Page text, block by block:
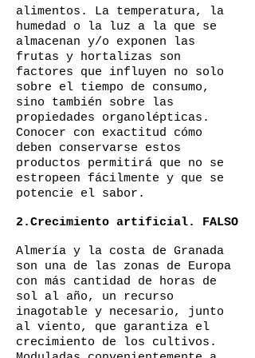
alimentos. La temperatura, la
humedad o la luz a la que se
almacenan y/o exponen las
frutas y hortalizas son
factores que influyen no solo
sobre el tiempo de consumo,
sino también sobre las
propiedades organolépticas.
Conocer con exactitud cómo
deben conservarse estos
productos permitirá que no se
estropeen fácilmente y que se
potencie el sabor.
2.Crecimiento artificial. FALSO
Almería y la costa de Granada
son una de las zonas de Europa
con más cantidad de horas de
sol al año, un recurso
inagotable y necesario, junto
al viento, que garantiza el
crecimiento de los cultivos.